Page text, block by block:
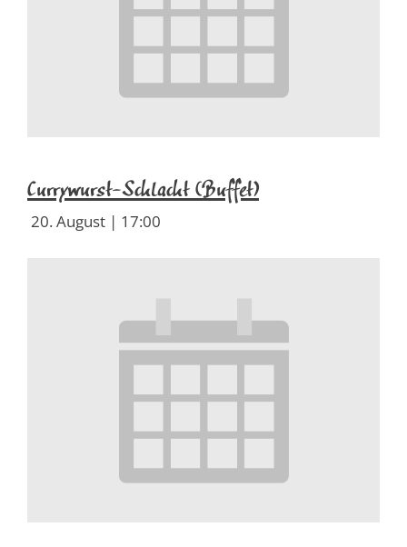
Currywurst-Schlacht (Buffet)
20. August | 17:00